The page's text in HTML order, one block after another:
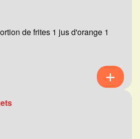
de frites 1 jus d'orange 1